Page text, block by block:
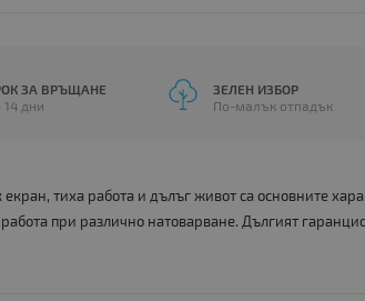
ЗА ВРЪЩАНЕ
14 дни
ЗЕЛЕН ИЗБОР
По-малък отпадък
тиха работа и дълъг живот са основните
при различно натоварване. Дългият